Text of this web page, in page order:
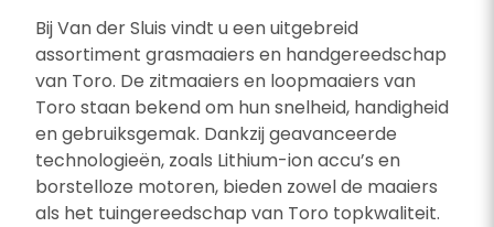
Bij Van der Sluis vindt u een uitgebreid
assortiment grasmaaiers en handgereedschap
van Toro. De zitmaaiers en loopmaaiers van
Toro staan bekend om hun snelheid, handigheid
en gebruiksgemak. Dankzij geavanceerde
technologieën, zoals Lithium-ion accu’s en
borstelloze motoren, bieden zowel de maaiers
als het tuingereedschap van Toro topkwaliteit.